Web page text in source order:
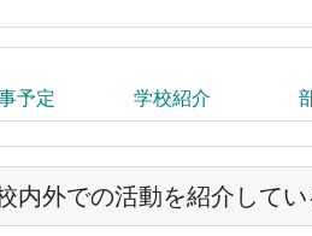
予定 学校紹介
内外での活動を紹介して